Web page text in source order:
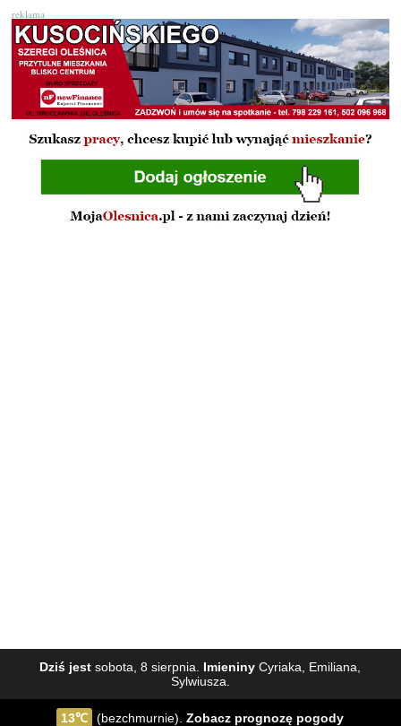
reklama
Dziś jest sobota, 8 sierpnia. Imieniny Cyriaka, Emiliana,
Sylwiusza.
13℃ (bezchmurnie).Zobacz prognozę pogody